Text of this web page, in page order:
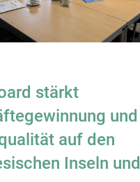
stärkt
und
auf den
Inseln und